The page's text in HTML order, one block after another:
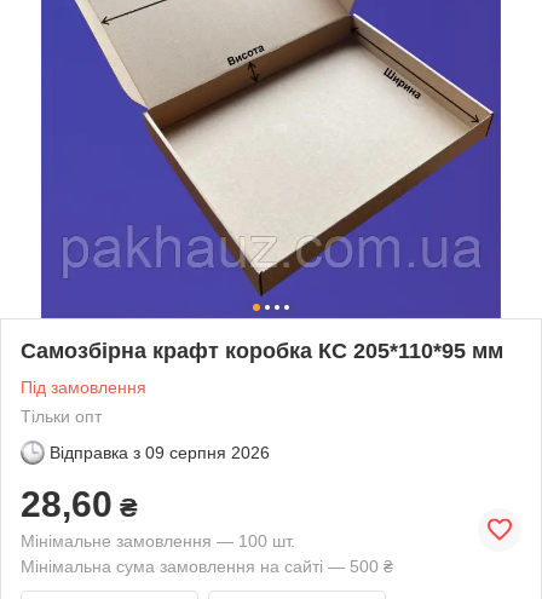
Самозбірна крафт коробка КС 205*110*95 мм
Під замовлення
Тільки опт
Відправка з 09 серпня 2026
28,60 ₴
Мінімальне замовлення — 100 шт.
Мінімальна сума замовлення на сайті — 500 ₴